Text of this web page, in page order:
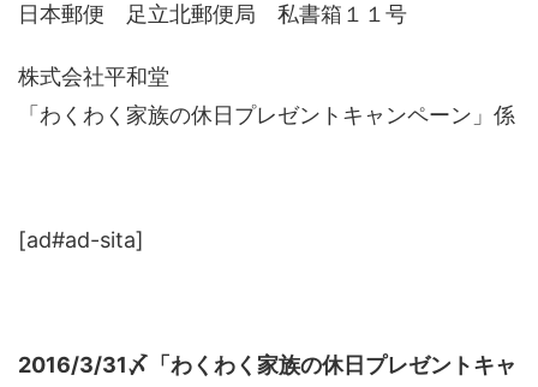
日本郵便 足立北郵便局 私書箱１１号
株式会社平和堂
「わくわく家族の休日プレゼントキャンペーン」係
[ad#ad-sita]
2016/3/31〆「わくわく家族の休日プレゼントキャ